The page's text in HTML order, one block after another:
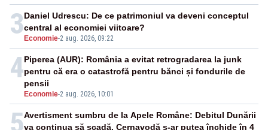
3 Economie-2 aug. 2026, 09:22
Daniel Udrescu: De ce patrimoniul va deveni conceptul
central al economiei viitoare?
4
Economie-2 aug. 2026, 10:01
Piperea (AUR): România a evitat retrogradarea la junk
pentru că era o catastrofă pentru bănci și fondurile de
pensii
5Avertisment sumbru de la Apele Române: Debitul Dunării
va continua să scadă. Cernavodă s-ar putea închide în 4